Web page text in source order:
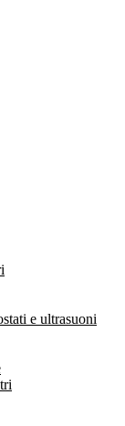
e ultrasuoni